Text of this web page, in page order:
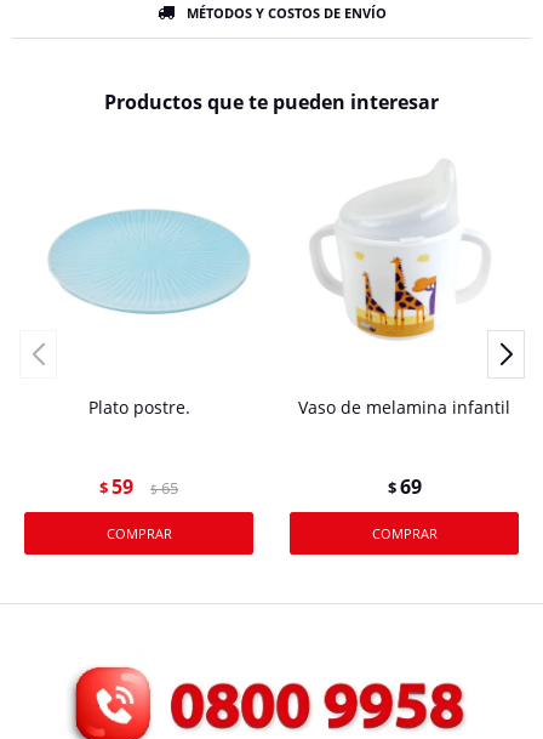
MÉTODOS Y COSTOS DE ENVÍO
Productos que te pueden interesar
Plato postre.
$59 $ 65
Vaso de melamina infantil
$69